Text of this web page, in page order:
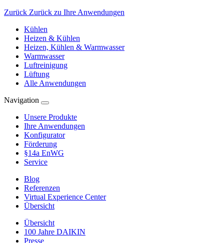
Zurück Zurück zu Ihre Anwendungen
Kühlen
Heizen & Kühlen
Heizen, Kühlen & Warmwasser
Warmwasser
Luftreinigung
Lüftung
Alle Anwendungen
Navigation
Unsere Produkte
Ihre Anwendungen
Konfigurator
Förderung
§14a EnWG
Service
Blog
Referenzen
Virtual Experience Center
Übersicht
Übersicht
100 Jahre DAIKIN
Presse